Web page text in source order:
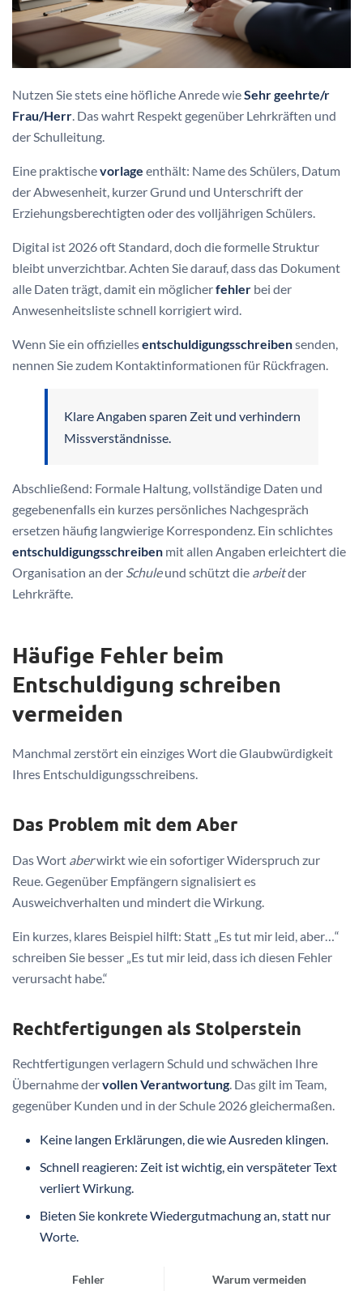
Nutzen Sie stets eine höfliche Anrede wieSehr geehrte/r
Frau/Herr. Das wahrt Respekt gegenüber Lehrkräften und
der Schulleitung.
Eine praktischevorlage enthält: Name des Schülers, Datum
der Abwesenheit, kurzer Grund und Unterschrift der
Erziehungsberechtigten oder des volljährigen Schülers.
Digital ist 2026 oft Standard, doch die formelle Struktur
bleibt unverzichtbar. Achten Sie darauf, dass das Dokument
alle Daten trägt, damit ein möglicherfehler bei der
Anwesenheitsliste schnell korrigiert wird.
Wenn Sie ein offiziellesentschuldigungsschreibensenden,
nennen Sie zudem Kontaktinformationen für Rückfragen.
Klare Angaben sparen Zeit und verhindern
Missverständnisse.
Abschließend: Formale Haltung, vollständige Daten und
gegebenenfalls ein kurzes persönliches Nachgespräch
ersetzen häufig langwierige Korrespondenz. Ein schlichtes
entschuldigungsschreiben mit allen Angaben erleichtert die
Organisation an der Schuleund schützt die arbeitder
Lehrkräfte.
Häufige Fehler beim
Entschuldigung schreiben
vermeiden
Manchmal zerstört ein einziges Wort die Glaubwürdigkeit
Ihres Entschuldigungsschreibens.
Das Problem mit dem Aber
Das Wort aberwirkt wie ein sofortiger Widerspruch zur
Reue. Gegenüber Empfängern signalisiert es
Ausweichverhalten und mindert die Wirkung.
Ein kurzes, klares Beispiel hilft: Statt „Es tut mir leid, aber…“
schreiben Sie besser „Es tut mir leid, dass ich diesen Fehler
verursacht habe.“
Rechtfertigungen als Stolperstein
Rechtfertigungen verlagern Schuld und schwächen Ihre
Übernahme dervollen Verantwortung. Das gilt im Team,
gegenüber Kunden und in der Schule 2026 gleichermaßen.
Keine langen Erklärungen, die wie Ausreden klingen.
Schnell reagieren: Zeit ist wichtig, ein verspäteter Text
verliert Wirkung.
Bieten Sie konkrete Wiedergutmachung an, statt nur
Worte.
Fehler Warum vermeiden